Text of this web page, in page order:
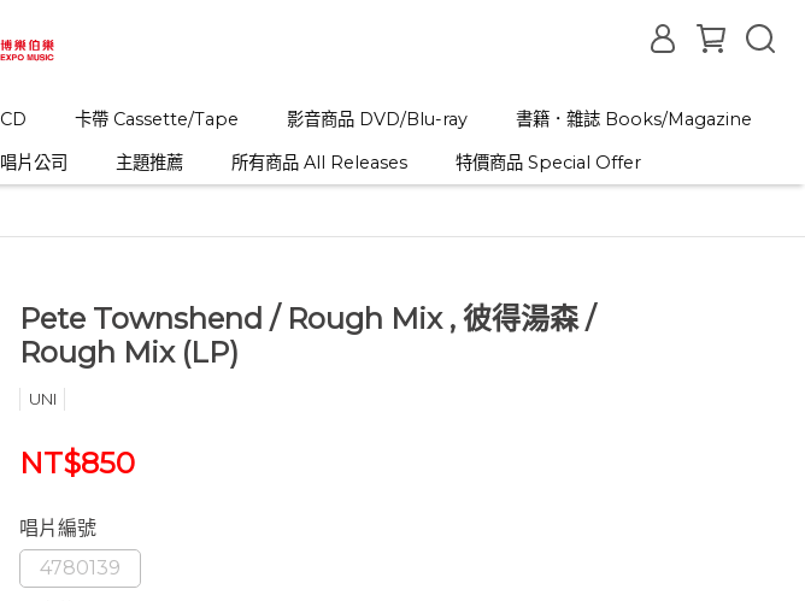
CD 卡帶 Cassette/Tape 影音商品 DVD/Blu-ray
書籍．雜誌 Books/Magazine
唱片公司 主題推薦 所有商品 All Releases 特價商品 Special Offer
Pete Townshend ‎/ Rough Mix , 彼得湯森 /
Rough Mix (LP)
UNI
NT$850
唱片編號
4780139